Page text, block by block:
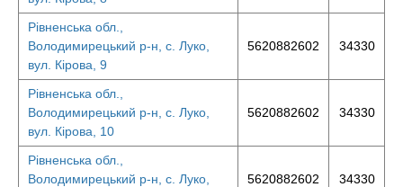
Рівненська обл.,
Володимирецький р-н, с. Луко,
вул. Кірова, 9
5620882602 34330
Рівненська обл.,
Володимирецький р-н, с. Луко,
вул. Кірова, 10
5620882602 34330
Рівненська обл.,
Володимирецький р-н, с. Луко,
5620882602 34330